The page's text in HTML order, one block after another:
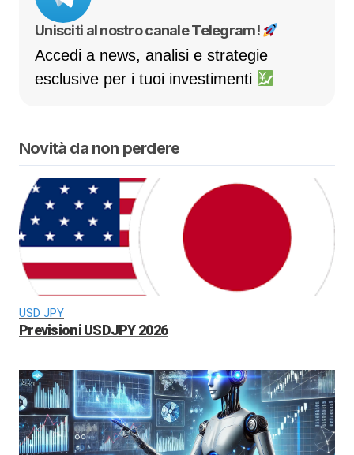
Unisciti al nostro canale Telegram!
Accedi a news, analisi e strategie
esclusive per i tuoi investimenti
Novità da non perdere
USD JPY
Previsioni USDJPY 2026